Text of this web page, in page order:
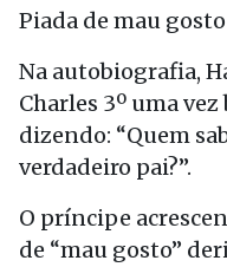
Piada de mau gosto
Na autobiografia,
Charles 3º uma
dizendo: “Quem
verdadeiro pai?”.
O príncipe
de “mau gosto”